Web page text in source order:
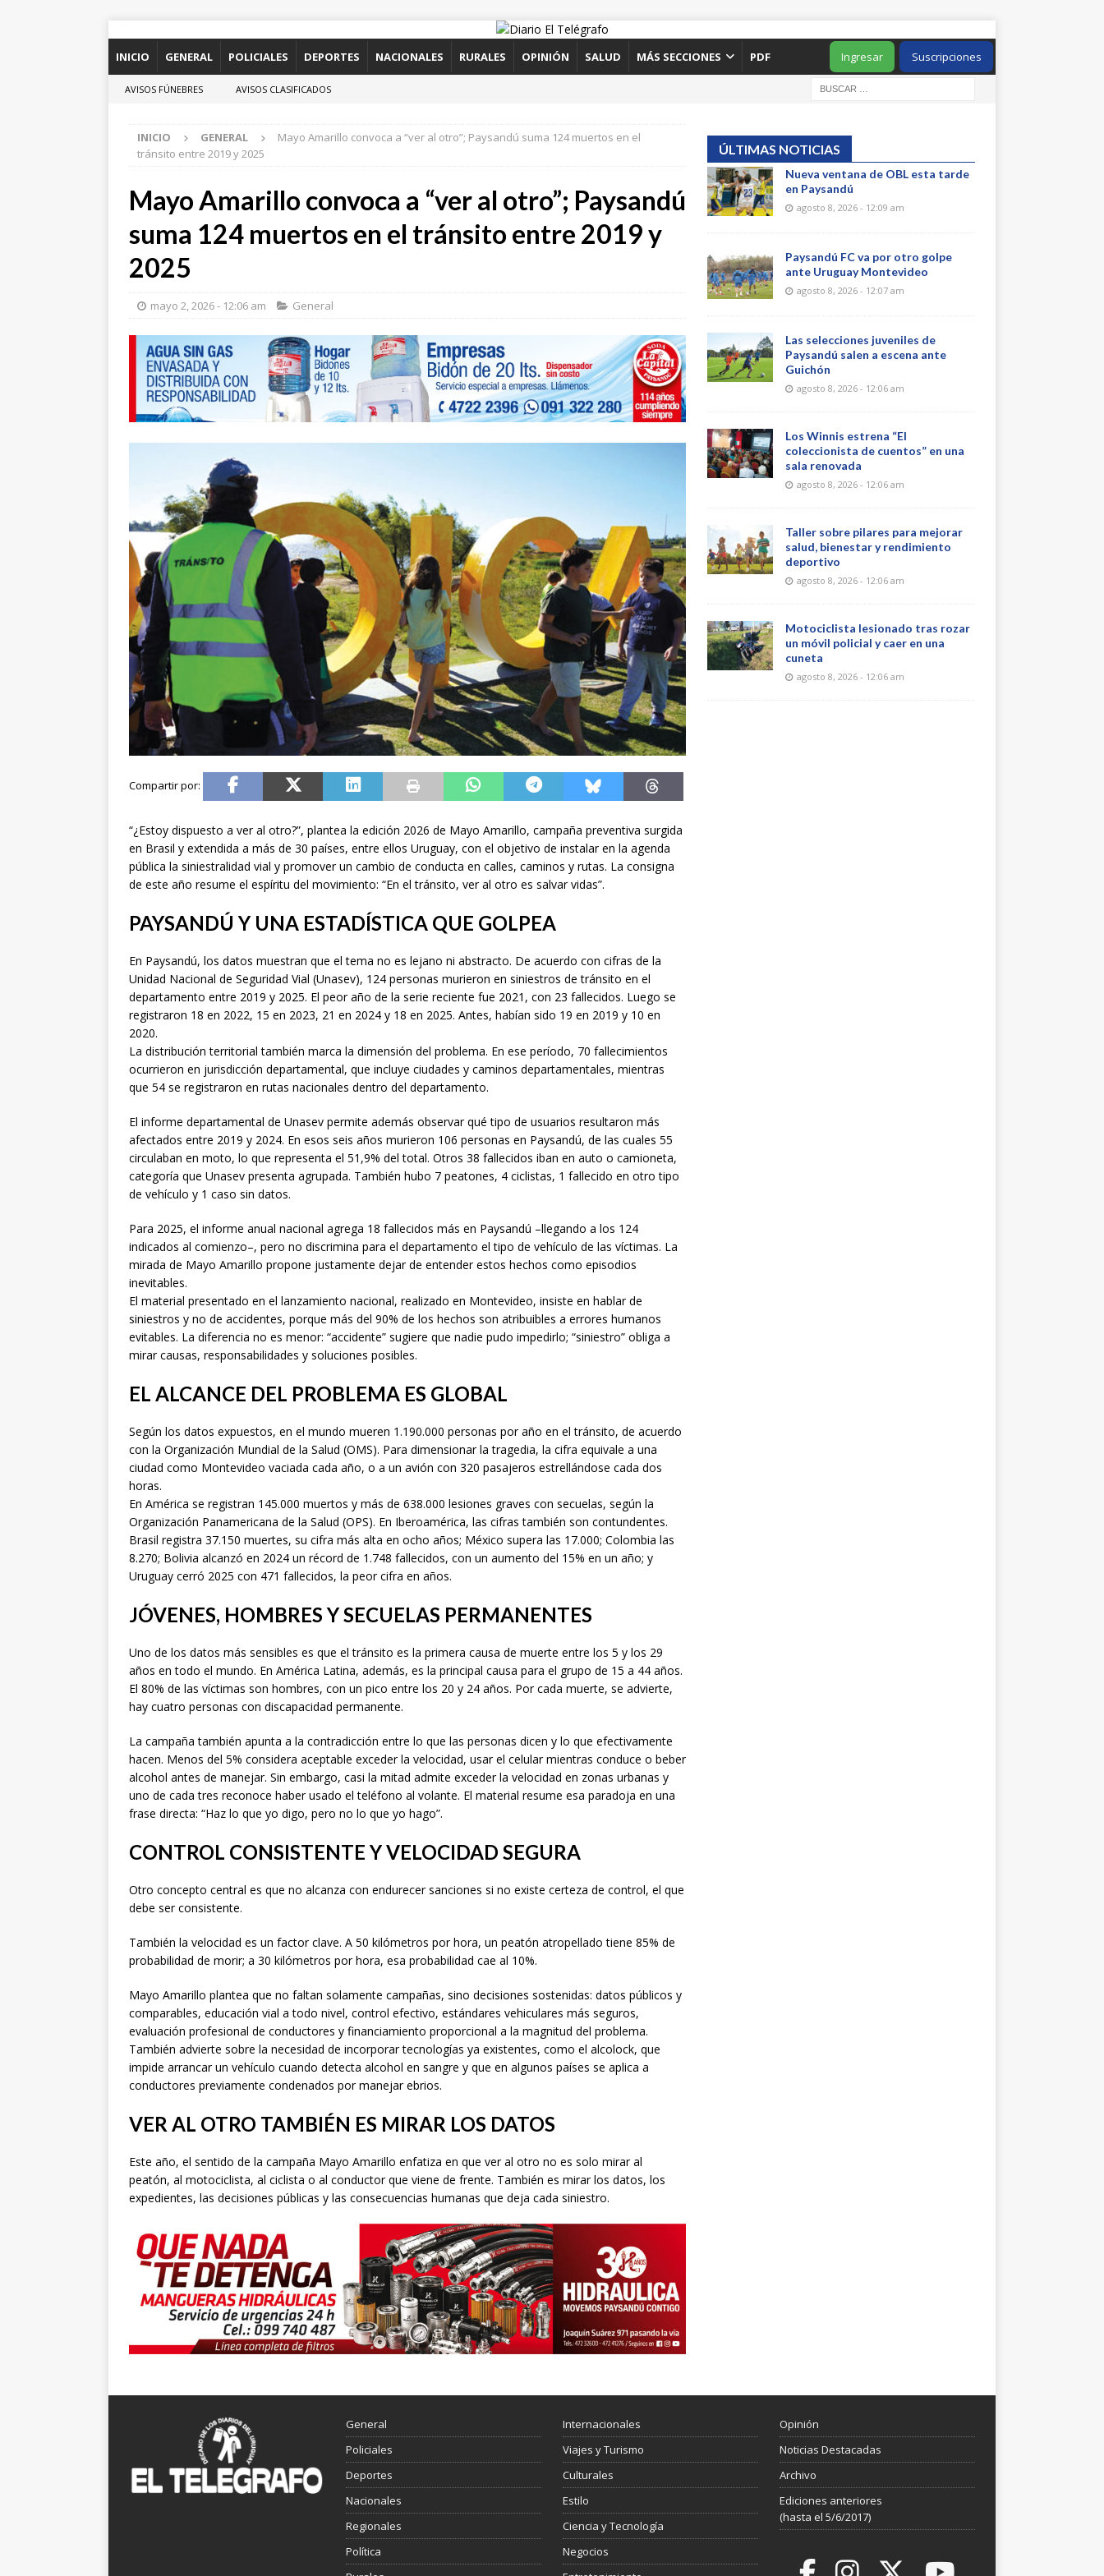
INICIO GENERAL POLICIALES DEPORTES NACIONALES RURALES OPINIÓN SALUD MÁS SECCIONES PDF Suscripciones
Ingresar
AVISOS FÚNEBRES AVISOS CLASIFICADOS
INICIO GENERAL
Mayo Amarillo convoca a “ver al otro”; Paysandú suma 124 muertos en el
tránsito entre 2019 y 2025
Mayo Amarillo convoca a “ver al otro”; Paysandú
suma 124 muertos en el tránsito entre 2019 y
2025
mayo 2, 2026 - 12:06 am General
“¿Estoy dispuesto a ver al otro?”, plantea la edición 2026 de Mayo Amarillo, campaña preventiva surgida
en Brasil y extendida a más de 30 países, entre ellos Uruguay, con el objetivo de instalar en la agenda
pública la siniestralidad vial y promover un cambio de conducta en calles, caminos y rutas. La consigna
de este año resume el espíritu del movimiento: “En el tránsito, ver al otro es salvar vidas”.
PAYSANDÚ Y UNA ESTADÍSTICA QUE GOLPEA
En Paysandú, los datos muestran que el tema no es lejano ni abstracto. De acuerdo con cifras de la
Unidad Nacional de Seguridad Vial (Unasev), 124 personas murieron en siniestros de tránsito en el
departamento entre 2019 y 2025. El peor año de la serie reciente fue 2021, con 23 fallecidos. Luego se
registraron 18 en 2022, 15 en 2023, 21 en 2024 y 18 en 2025. Antes, habían sido 19 en 2019 y 10 en
2020.
La distribución territorial también marca la dimensión del problema. En ese período, 70 fallecimientos
ocurrieron en jurisdicción departamental, que incluye ciudades y caminos departamentales, mientras
que 54 se registraron en rutas nacionales dentro del departamento.
El informe departamental de Unasev permite además observar qué tipo de usuarios resultaron más
afectados entre 2019 y 2024. En esos seis años murieron 106 personas en Paysandú, de las cuales 55
circulaban en moto, lo que representa el 51,9% del total. Otros 38 fallecidos iban en auto o camioneta,
categoría que Unasev presenta agrupada. También hubo 7 peatones, 4 ciclistas, 1 fallecido en otro tipo
de vehículo y 1 caso sin datos.
Para 2025, el informe anual nacional agrega 18 fallecidos más en Paysandú –llegando a los 124
indicados al comienzo–, pero no discrimina para el departamento el tipo de vehículo de las víctimas. La
mirada de Mayo Amarillo propone justamente dejar de entender estos hechos como episodios
inevitables.
El material presentado en el lanzamiento nacional, realizado en Montevideo, insiste en hablar de
siniestros y no de accidentes, porque más del 90% de los hechos son atribuibles a errores humanos
evitables. La diferencia no es menor: “accidente” sugiere que nadie pudo impedirlo; “siniestro” obliga a
mirar causas, responsabilidades y soluciones posibles.
EL ALCANCE DEL PROBLEMA ES GLOBAL
Según los datos expuestos, en el mundo mueren 1.190.000 personas por año en el tránsito, de acuerdo
con la Organización Mundial de la Salud (OMS). Para dimensionar la tragedia, la cifra equivale a una
ciudad como Montevideo vaciada cada año, o a un avión con 320 pasajeros estrellándose cada dos
horas.
En América se registran 145.000 muertos y más de 638.000 lesiones graves con secuelas, según la
Organización Panamericana de la Salud (OPS). En Iberoamérica, las cifras también son contundentes.
Brasil registra 37.150 muertes, su cifra más alta en ocho años; México supera las 17.000; Colombia las
8.270; Bolivia alcanzó en 2024 un récord de 1.748 fallecidos, con un aumento del 15% en un año; y
Uruguay cerró 2025 con 471 fallecidos, la peor cifra en años.
JÓVENES, HOMBRES Y SECUELAS PERMANENTES
Uno de los datos más sensibles es que el tránsito es la primera causa de muerte entre los 5 y los 29
años en todo el mundo. En América Latina, además, es la principal causa para el grupo de 15 a 44 años.
El 80% de las víctimas son hombres, con un pico entre los 20 y 24 años. Por cada muerte, se advierte,
hay cuatro personas con discapacidad permanente.
La campaña también apunta a la contradicción entre lo que las personas dicen y lo que efectivamente
hacen. Menos del 5% considera aceptable exceder la velocidad, usar el celular mientras conduce o beber
alcohol antes de manejar. Sin embargo, casi la mitad admite exceder la velocidad en zonas urbanas y
uno de cada tres reconoce haber usado el teléfono al volante. El material resume esa paradoja en una
frase directa: “Haz lo que yo digo, pero no lo que yo hago”.
CONTROL CONSISTENTE Y VELOCIDAD SEGURA
Otro concepto central es que no alcanza con endurecer sanciones si no existe certeza de control, el que
debe ser consistente.
También la velocidad es un factor clave. A 50 kilómetros por hora, un peatón atropellado tiene 85% de
probabilidad de morir; a 30 kilómetros por hora, esa probabilidad cae al 10%.
Mayo Amarillo plantea que no faltan solamente campañas, sino decisiones sostenidas: datos públicos y
comparables, educación vial a todo nivel, control efectivo, estándares vehiculares más seguros,
evaluación profesional de conductores y financiamiento proporcional a la magnitud del problema.
También advierte sobre la necesidad de incorporar tecnologías ya existentes, como el alcolock, que
impide arrancar un vehículo cuando detecta alcohol en sangre y que en algunos países se aplica a
conductores previamente condenados por manejar ebrios.
VER AL OTRO TAMBIÉN ES MIRAR LOS DATOS
Este año, el sentido de la campaña Mayo Amarillo enfatiza en que ver al otro no es solo mirar al
peatón, al motociclista, al ciclista o al conductor que viene de frente. También es mirar los datos, los
expedientes, las decisiones públicas y las consecuencias humanas que deja cada siniestro.
ÚLTIMAS NOTICIAS
Nueva ventana de OBL esta tarde
en Paysandú
agosto 8, 2026 - 12:09 am
Paysandú FC va por otro golpe
ante Uruguay Montevideo
agosto 8, 2026 - 12:07 am
Las selecciones juveniles de
Paysandú salen a escena ante
Guichón
agosto 8, 2026 - 12:06 am
Los Winnis estrena “El
coleccionista de cuentos” en una
sala renovada
agosto 8, 2026 - 12:06 am
Taller sobre pilares para mejorar
salud, bienestar y rendimiento
deportivo
agosto 8, 2026 - 12:06 am
Motociclista lesionado tras rozar
un móvil policial y caer en una
cuneta
agosto 8, 2026 - 12:06 am
General
Policiales
Deportes
Nacionales
Regionales
Política
Internacionales
Viajes y Turismo
Culturales
Estilo
Ciencia y Tecnología
Negocios
Opinión
Noticias Destacadas
Archivo
Ediciones anteriores
(hasta el 5/6/2017)